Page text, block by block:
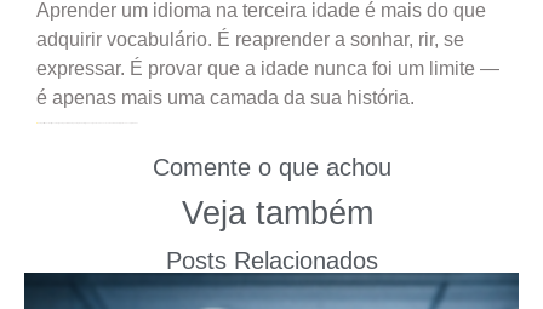
Aprender um idioma na terceira idade é mais do que
adquirir vocabulário. É reaprender a sonhar, rir, se
expressar. É provar que a idade nunca foi um limite —
é apenas mais uma camada da sua história.
Comente o que achou
Veja também
Posts Relacionados